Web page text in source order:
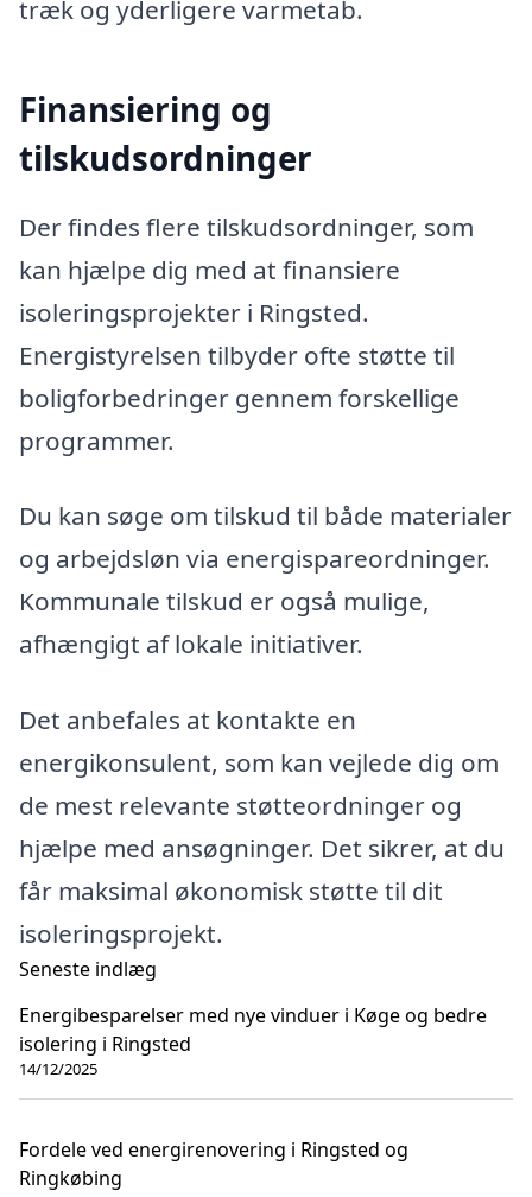
træk og yderligere varmetab.
Finansiering og
tilskudsordninger
Der findes flere tilskudsordninger, som
kan hjælpe dig med at finansiere
isoleringsprojekter i Ringsted.
Energistyrelsen tilbyder ofte støtte til
boligforbedringer gennem forskellige
programmer.
Du kan søge om tilskud til både materialer
og arbejdsløn via energispareordninger.
Kommunale tilskud er også mulige,
afhængigt af lokale initiativer.
Det anbefales at kontakte en
energikonsulent, som kan vejlede dig om
de mest relevante støtteordninger og
hjælpe med ansøgninger. Det sikrer, at du
får maksimal økonomisk støtte til dit
isoleringsprojekt.
Seneste indlæg
Energibesparelser med nye vinduer i Køge og bedre
isolering i Ringsted
14/12/2025
Fordele ved energirenovering i Ringsted og
Ringkøbing